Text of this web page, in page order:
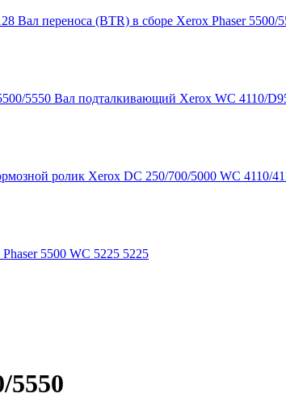
Вал переноса (BTR) в сборе Xerox Phaser 5500/
Вал подталкивающий Xerox WC 4110/
ролик Xerox DC 250/700/5000 WC 4110/
5500 WC 5225 5225
5550